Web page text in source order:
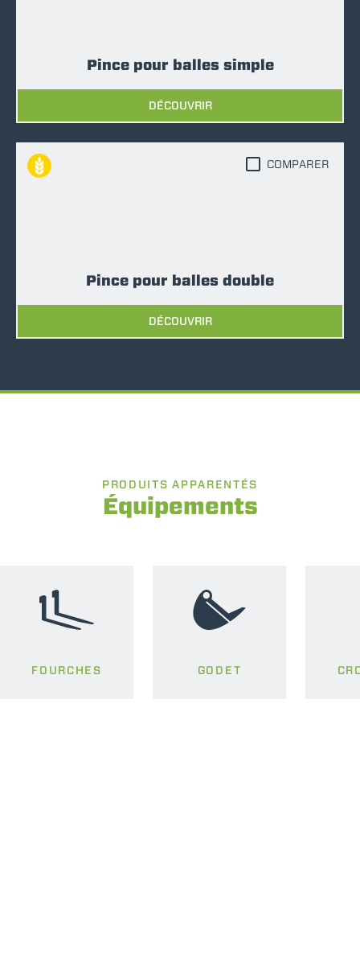
Pince pour balles simple
DÉCOUVRIR
Pince pour balles double
DÉCOUVRIR
COMPARER
PRODUITS APPARENTÉS
Équipements
FOURCHES GODET